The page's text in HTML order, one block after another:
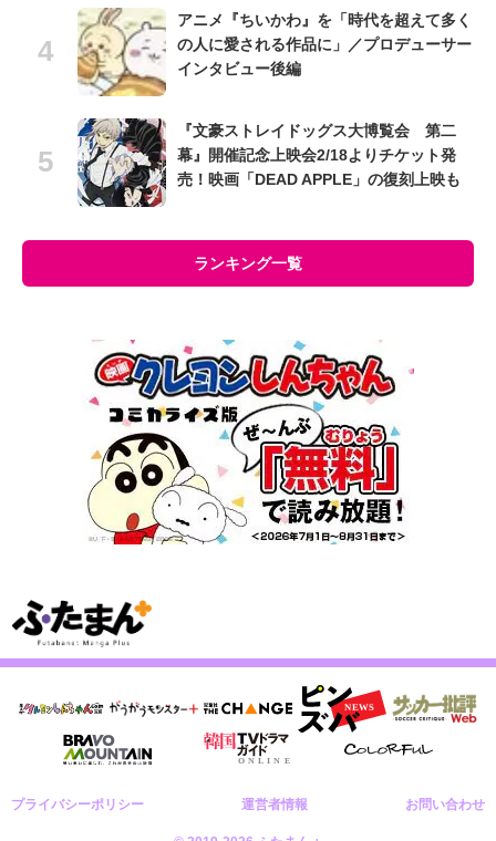
アニメ『ちいかわ』を「時代を超えて多く
の人に愛される作品に」／プロデューサー
インタビュー後編
『文豪ストレイドッグス大博覧会 第二
幕』開催記念上映会2/18よりチケット発
売！映画「DEAD APPLE」の復刻上映も
ランキング一覧
プライバシーポリシー 運営者情報 お問い合わせ